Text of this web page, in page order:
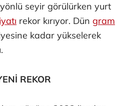
seyir görülürken yurt
rekor kırıyor. Dün gram
kadar yükselerek
REKOR